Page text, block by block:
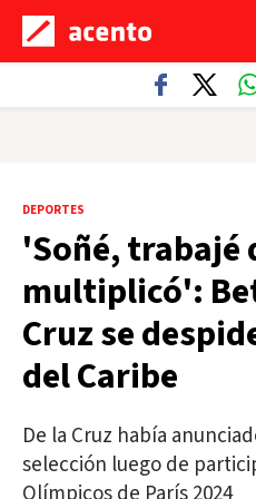
DEPORTES
'Soñé, trabajé
multiplicó':
Cruz se
del Caribe
De la Cruz había
selección luego de